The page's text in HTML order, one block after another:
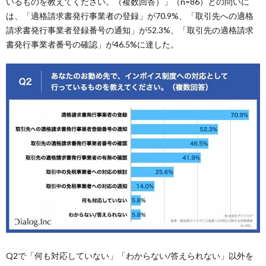
は、「適格請求書発行事業者の登録」が70.9%、「取引先への適格
請求書発行事業者登録番号の通知」が52.3%、「取引先の適格請求
書発行事業者番号の確認」が46.5%に達した。
Q2で「何も対応していない」「わからない/答えられない」以外を